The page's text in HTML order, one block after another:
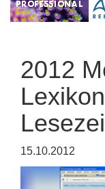
2012
15.10.2012